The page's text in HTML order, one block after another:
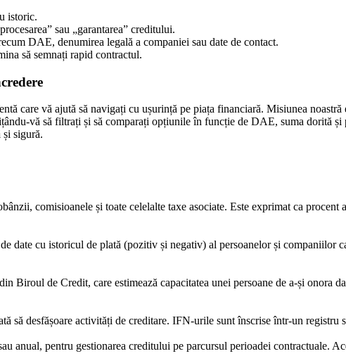
istoric.
sau „garantarea” creditului.
DAE, denumirea legală a companiei sau date de contact.
să semnați rapid contractul.
care vă ajută să navigați cu ușurință pe piața financiară. Misiunea
vă să filtrați și să comparați opțiunile în funcție de DAE, suma dorită
sigură.
comisioanele și toate celelalte taxe asociate. Este exprimat ca
date cu istoricul de plată (pozitiv și negativ) al persoanelor și
Biroul de Credit, care estimează capacitatea unei persoane de a-și
să desfășoare activități de creditare. IFN-urile sunt înscrise într-un
anual, pentru gestionarea creditului pe parcursul perioadei contractuale.